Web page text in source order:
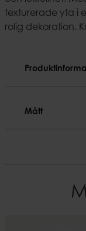
texturerade yta i
rolig dekoration.
Färgnyans
Grön
Mått